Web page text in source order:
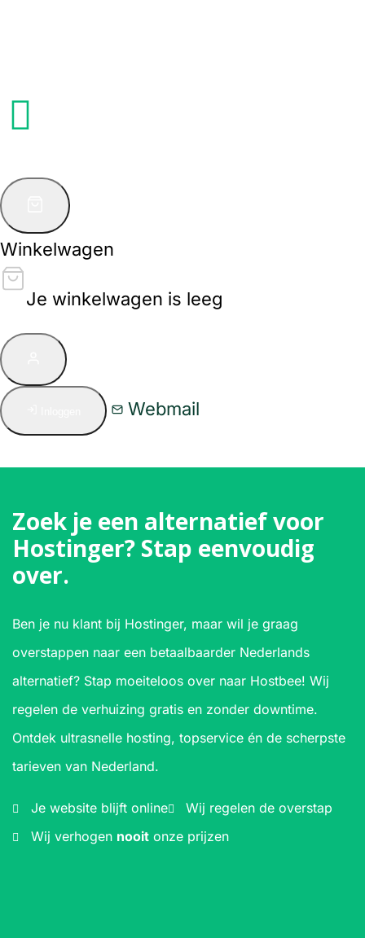
Winkelwagen
Je winkelwagen is leeg
Webmail
Zoek je een alternatief voor
Hostinger? Stap eenvoudig
over.
Ben je nu klant bij Hostinger, maar wil je graag
overstappen naar een betaalbaarder Nederlands
alternatief? Stap moeiteloos over naar Hostbee! Wij
regelen de verhuizing gratis en zonder downtime.
Ontdek ultrasnelle hosting, topservice én de scherpste
tarieven van Nederland.
Je website blijft online
Wij regelen de overstap
Wij verhogen nooitonze prijzen